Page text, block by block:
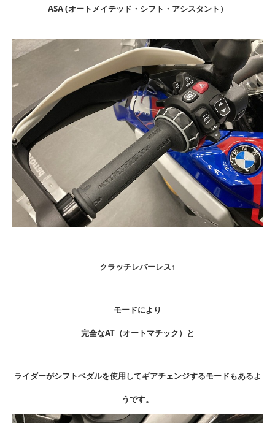
ASA (オートメイテッド・シフト・アシスタント）
クラッチレバーレス↑
モードにより
完全なAT（オートマチック）と
ライダーがシフトペダルを使用してギアチェンジするモードもあるよ
うです。